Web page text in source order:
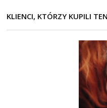
KLIENCI, KTÓRZY KUPILI